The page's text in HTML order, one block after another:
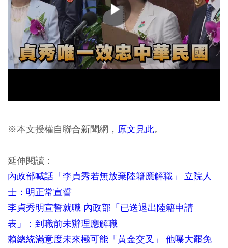
※本文授權自聯合新聞網， 原文見此。
延伸閱讀：
內政部喊話「李貞秀若無放棄陸籍應解職」 立院人
士：明正常宣誓
李貞秀明宣誓就職 內政部「已送退出陸籍申請
表」：到職前未辦理應解職
賴總統滿意度未來極可能「黃金交叉」 他曝大罷免